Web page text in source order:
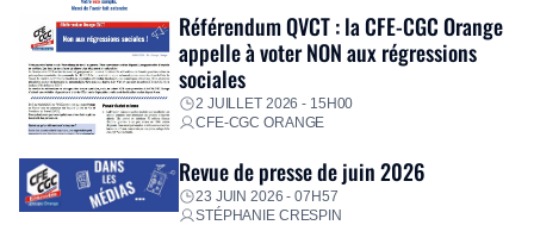
Référendum QVCT : la CFE-CGC Orange
appelle à voter NON aux régressions
sociales
2 JUILLET 2026 - 15H00
CFE-CGC ORANGE
Revue de presse de juin 2026
23 JUIN 2026 - 07H57
STÉPHANIE CRESPIN